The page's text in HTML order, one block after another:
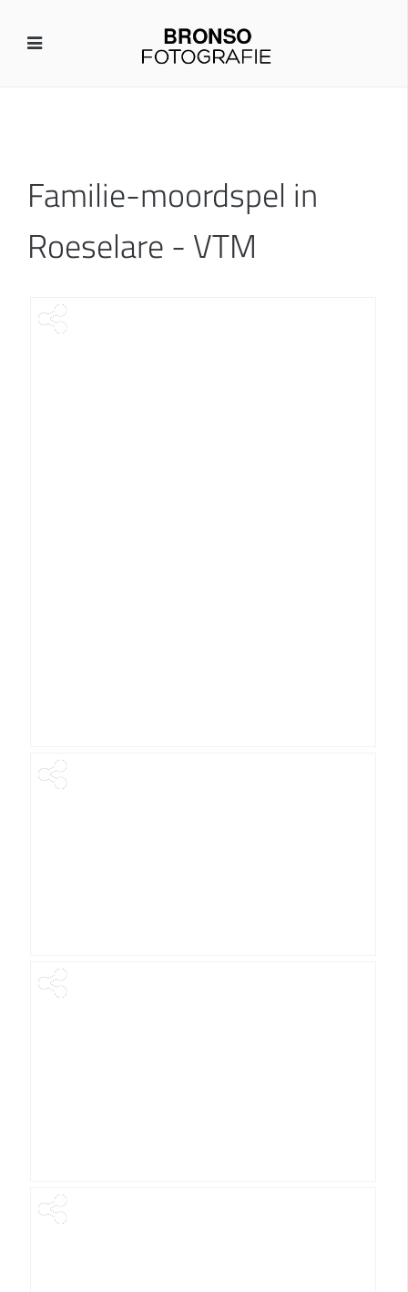
Familie-moordspel in
Roeselare - VTM